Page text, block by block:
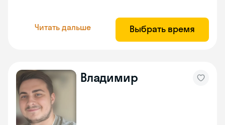
Читать дальше Выбрать время
Владимир